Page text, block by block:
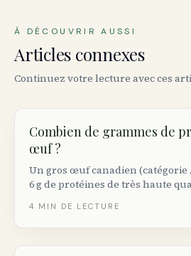
À DÉCOUVRIR AUSSI
Articles connexes
Continuez votre lecture avec ces
Combien de grammes de
œuf ?
Un gros œuf canadien
6 g de protéines de très haute
sources et combien d’œufs viser
4 MIN DE LECTURE